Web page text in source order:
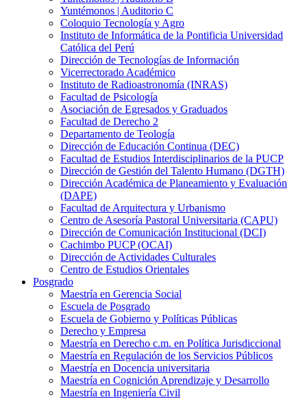
Yuntémonos | Auditorio C
Coloquio Tecnología y Agro
Instituto de Informática de la Pontificia Universidad
Católica del Perú
Dirección de Tecnologías de Información
Vicerrectorado Académico
Instituto de Radioastronomía (INRAS)
Facultad de Psicología
Asociación de Egresados y Graduados
Facultad de Derecho 2
Departamento de Teología
Dirección de Educación Continua (DEC)
Facultad de Estudios Interdisciplinarios de la PUCP
Dirección de Gestión del Talento Humano (DGTH)
Dirección Académica de Planeamiento y Evaluación
(DAPE)
Facultad de Arquitectura y Urbanismo
Centro de Asesoría Pastoral Universitaria (CAPU)
Dirección de Comunicación Institucional (DCI)
Cachimbo PUCP (OCAI)
Dirección de Actividades Culturales
Centro de Estudios Orientales
Posgrado
Maestría en Gerencia Social
Escuela de Posgrado
Escuela de Gobierno y Políticas Públicas
Derecho y Empresa
Maestría en Derecho c.m. en Política Jurisdiccional
Maestría en Regulación de los Servicios Públicos
Maestría en Docencia universitaria
Maestría en Cognición Aprendizaje y Desarrollo
Maestría en Ingeniería Civil